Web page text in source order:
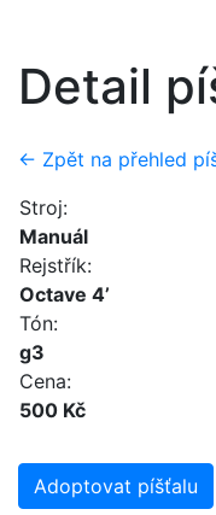
Detail
← Zpět na přehled
Stroj:
Manuál
Rejstřík:
Octave 4’
Tón:
g3
Cena:
500 Kč
Adoptovat píšťalu